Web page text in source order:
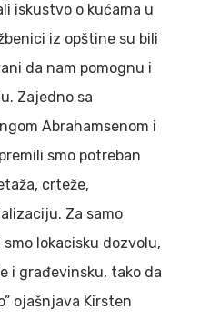
iskustvo o kućama u
iz opštine su bili
da nam pomognu i
Zajedno sa
Abrahamsenom i
smo potreban
crteže,
Za samo
lokacisku dozvolu,
i građevinsku, tako da
ojašnjava Kirsten